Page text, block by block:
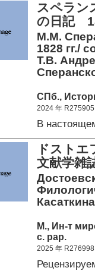
スペラン
の日記
М.М.
1828 гг./
Т.В.
СПб.,
2024 年 R275905
В
ドスト
文献学雑
М., Ин-т
c. pap.
2025 年 R276998